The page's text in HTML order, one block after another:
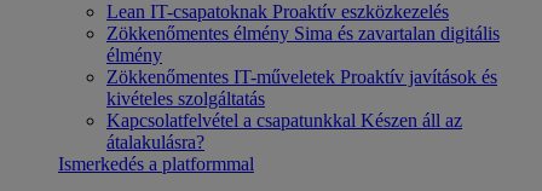
Lean IT-csapatoknak Proaktív eszközkezelés
Zökkenőmentes élmény Sima és zavartalan digitális
élmény
Zökkenőmentes IT-műveletek Proaktív javítások és
kivételes szolgáltatás
Kapcsolatfelvétel a csapatunkkal Készen áll az
átalakulásra?
Ismerkedés a platformmal